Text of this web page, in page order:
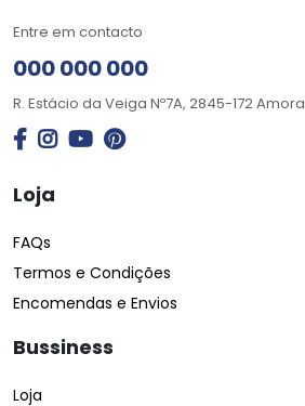
Entre em contacto
000 000 000
R. Estácio da Veiga Nº7A, 2845-172 Amora
Loja
FAQs
Termos e Condições
Encomendas e Envios
Bussiness
Loja